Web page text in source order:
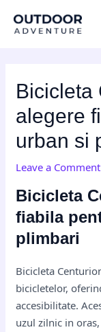
Bicicleta
alegere
urban si
Leave a Comment
Bicicleta
fiabila
plimbari
Bicicleta
bicicletelor,
accesibilitate.
uzul zilnic in
navigation